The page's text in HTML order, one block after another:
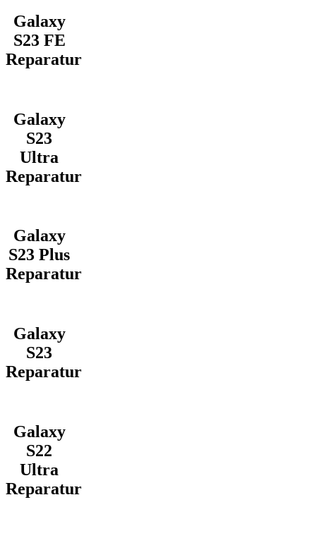
Galaxy
S23 FE
Reparatur
Galaxy
S23
Ultra
Reparatur
Galaxy
S23 Plus
Reparatur
Galaxy
S23
Reparatur
Galaxy
S22
Ultra
Reparatur